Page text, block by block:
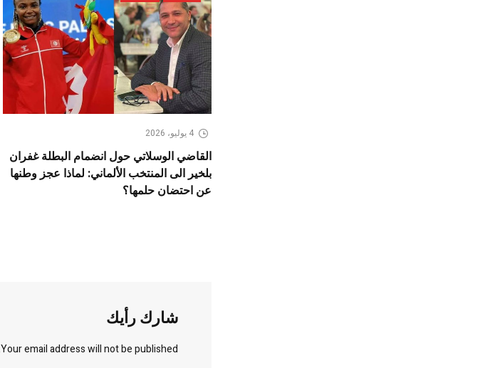
4 يوليو، 2026
القاضي الوسلاتي حول انضمام البطلة غفران
بلخير الى المنتخب الألماني: لماذا عجز وطنها
عن احتضان حلمها؟
شارك رأيك
Your email address will not be published.